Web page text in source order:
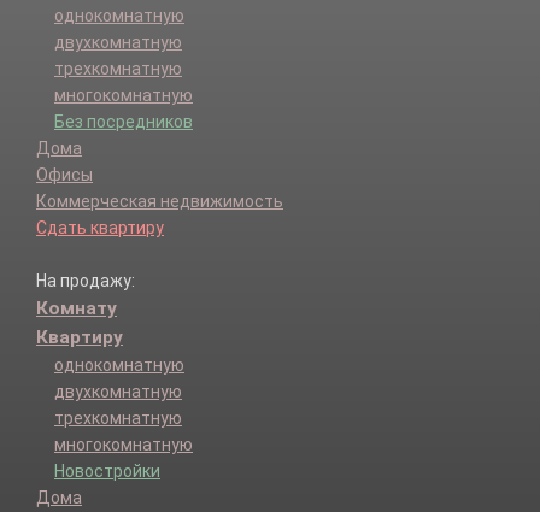
однокомнатную
двухкомнатную
трехкомнатную
многокомнатную
Без посредников
Дома
Офисы
Коммерческая недвижимость
Сдать квартиру
На продажу:
Комнату
Квартиру
однокомнатную
двухкомнатную
трехкомнатную
многокомнатную
Новостройки
Дома